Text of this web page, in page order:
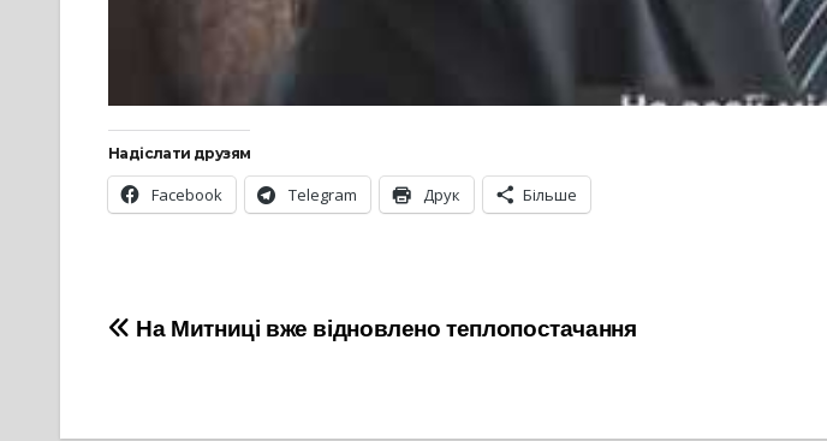
Надіслати друзям
Facebook Telegram Друк Більше
Навігація
На Митниці вже відновлено теплопостачання